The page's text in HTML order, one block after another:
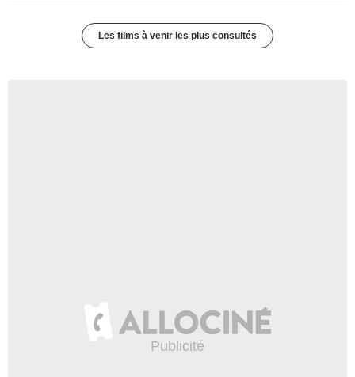
Les films à venir les plus consultés